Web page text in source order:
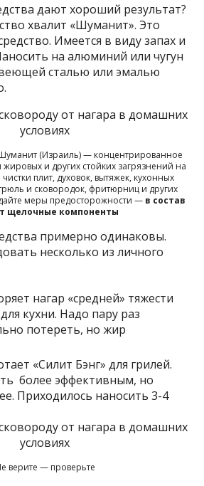
дают хороший результат?
хвалит «Шуманит». Это
Имеется в виду запах и
на алюминий или чугун
сталью или эмалью
(Израиль) — концентрированное
жировых и других стойких загрязнений на
плит, духовок, вытяжек, кухонных
и сковородок, фритюрниц и других
меры предосторожности — в состав
щелочные компоненты
примерно одинаковы.
несколько из личного
нагар «средней» тяжести
кухни. Надо пару раз
потереть, но жир
«Силит Бэнг» для грилей.
более эффективным, но
Приходилось наносить 3-4
верите — проверьте